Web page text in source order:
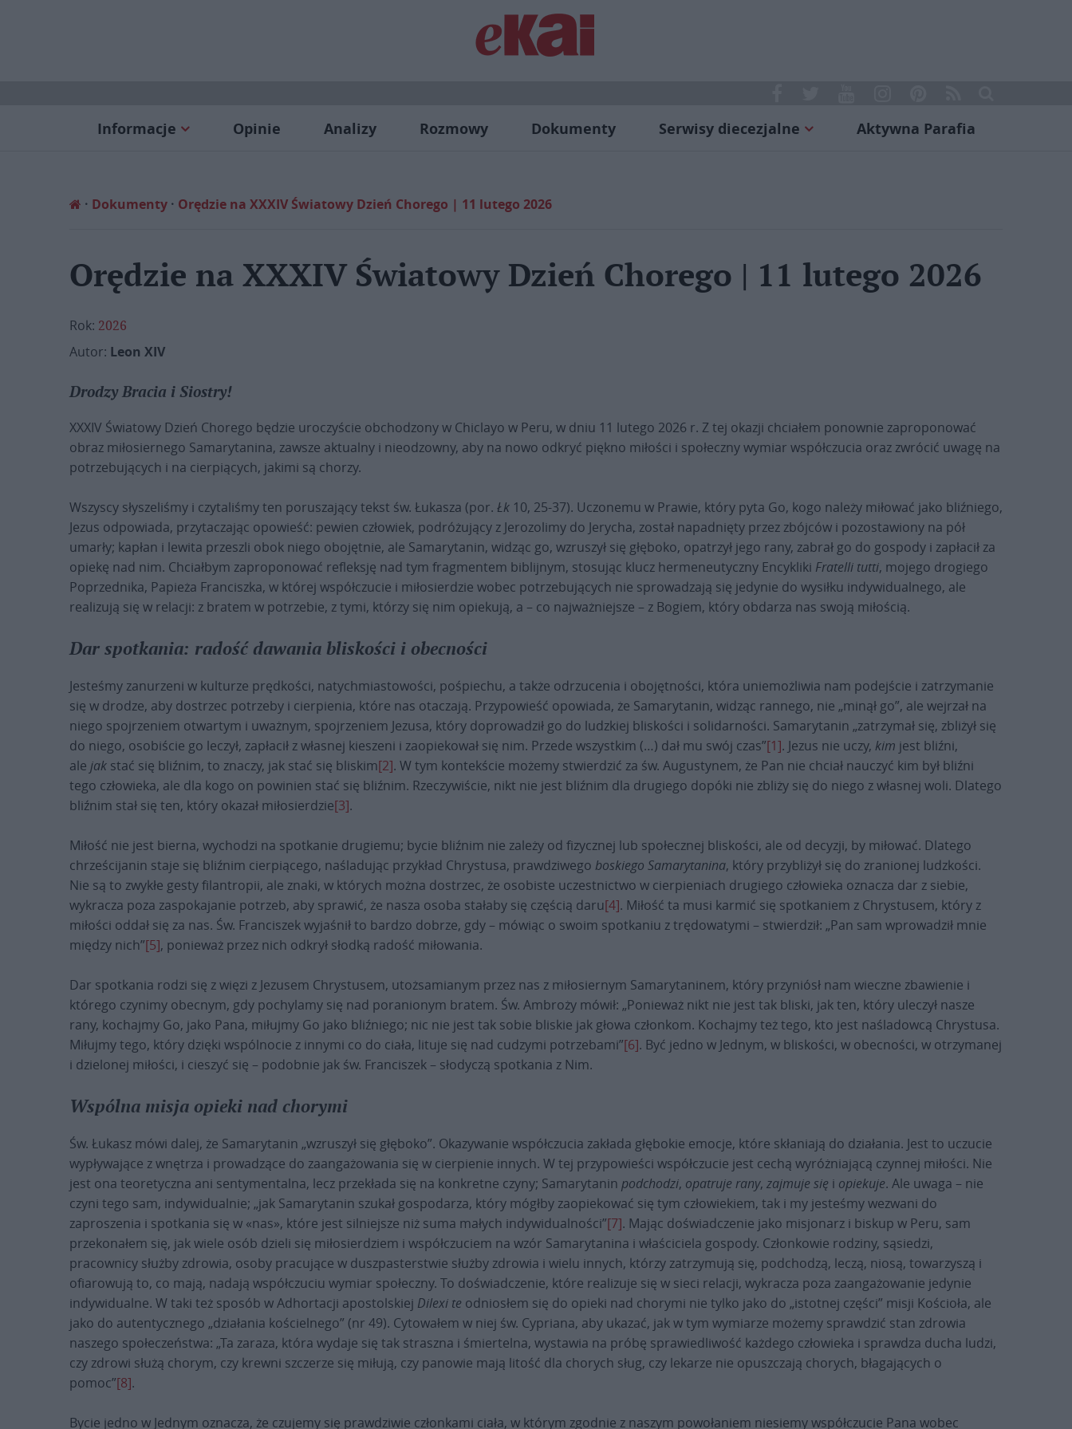
Informacje Opinie Analizy Rozmowy Dokumenty Serwisy diecezjalne Aktywna Parafia
Dokumenty Orędzie na XXXIV Światowy Dzień Chorego | 11 lutego 2026
Orędzie na XXXIV Światowy Dzień Chorego | 11 lutego 2026
Rok: 2026
Autor: Leon XIV
Drodzy Bracia i Siostry!
XXXIV Światowy Dzień Chorego będzie uroczyście obchodzony w Chiclayo w Peru, w dniu 11 lutego 2026 r. Z tej okazji chciałem ponownie zaproponować
obraz miłosiernego Samarytanina, zawsze aktualny i nieodzowny, aby na nowo odkryć piękno miłości i społeczny wymiar współczucia oraz zwrócić uwagę na
potrzebujących i na cierpiących, jakimi są chorzy.
Wszyscy słyszeliśmy i czytaliśmy ten poruszający tekst św. Łukasza (por. Łk 10, 25-37). Uczonemu w Prawie, który pyta Go, kogo należy miłować jako bliźniego,
Jezus odpowiada, przytaczając opowieść: pewien człowiek, podróżujący z Jerozolimy do Jerycha, został napadnięty przez zbójców i pozostawiony na pół
umarły; kapłan i lewita przeszli obok niego obojętnie, ale Samarytanin, widząc go, wzruszył się głęboko, opatrzył jego rany, zabrał go do gospody i zapłacił za
opiekę nad nim. Chciałbym zaproponować refleksję nad tym fragmentem biblijnym, stosując klucz hermeneutyczny Encykliki Fratelli tutti, mojego drogiego
Poprzednika, Papieża Franciszka, w której współczucie i miłosierdzie wobec potrzebujących nie sprowadzają się jedynie do wysiłku indywidualnego, ale
realizują się w relacji: z bratem w potrzebie, z tymi, którzy się nim opiekują, a – co najważniejsze – z Bogiem, który obdarza nas swoją miłością.
Dar spotkania: radość dawania bliskości i obecności
Jesteśmy zanurzeni w kulturze prędkości, natychmiastowości, pośpiechu, a także odrzucenia i obojętności, która uniemożliwia nam podejście i zatrzymanie
się w drodze, aby dostrzec potrzeby i cierpienia, które nas otaczają. Przypowieść opowiada, że Samarytanin, widząc rannego, nie „minął go”, ale wejrzał na
niego spojrzeniem otwartym i uważnym, spojrzeniem Jezusa, który doprowadził go do ludzkiej bliskości i solidarności. Samarytanin „zatrzymał się, zbliżył się
do niego, osobiście go leczył, zapłacił z własnej kieszeni i zaopiekował się nim. Przede wszystkim (…) dał mu swój czas”[1]. Jezus nie uczy, kim jest bliźni,
ale jak stać się bliźnim, to znaczy, jak stać się bliskim[2]. W tym kontekście możemy stwierdzić za św. Augustynem, że Pan nie chciał nauczyć kim był bliźni
tego człowieka, ale dla kogo on powinien stać się bliźnim. Rzeczywiście, nikt nie jest bliźnim dla drugiego dopóki nie zbliży się do niego z własnej woli. Dlatego
bliźnim stał się ten, który okazał miłosierdzie[3].
Miłość nie jest bierna, wychodzi na spotkanie drugiemu; bycie bliźnim nie zależy od fizycznej lub społecznej bliskości, ale od decyzji, by miłować. Dlatego
chrześcijanin staje się bliźnim cierpiącego, naśladując przykład Chrystusa, prawdziwego boskiego Samarytanina, który przybliżył się do zranionej ludzkości.
Nie są to zwykłe gesty filantropii, ale znaki, w których można dostrzec, że osobiste uczestnictwo w cierpieniach drugiego człowieka oznacza dar z siebie,
wykracza poza zaspokajanie potrzeb, aby sprawić, że nasza osoba stałaby się częścią daru[4]. Miłość ta musi karmić się spotkaniem z Chrystusem, który z
miłości oddał się za nas. Św. Franciszek wyjaśnił to bardzo dobrze, gdy – mówiąc o swoim spotkaniu z trędowatymi – stwierdził: „Pan sam wprowadził mnie
między nich”[5], ponieważ przez nich odkrył słodką radość miłowania.
Dar spotkania rodzi się z więzi z Jezusem Chrystusem, utożsamianym przez nas z miłosiernym Samarytaninem, który przyniósł nam wieczne zbawienie i
którego czynimy obecnym, gdy pochylamy się nad poranionym bratem. Św. Ambroży mówił: „Ponieważ nikt nie jest tak bliski, jak ten, który uleczył nasze
rany, kochajmy Go, jako Pana, miłujmy Go jako bliźniego; nic nie jest tak sobie bliskie jak głowa członkom. Kochajmy też tego, kto jest naśladowcą Chrystusa.
Miłujmy tego, który dzięki wspólnocie z innymi co do ciała, lituje się nad cudzymi potrzebami”[6]. Być jedno w Jednym, w bliskości, w obecności, w otrzymanej
i dzielonej miłości, i cieszyć się – podobnie jak św. Franciszek – słodyczą spotkania z Nim.
Wspólna misja opieki nad chorymi
Św. Łukasz mówi dalej, że Samarytanin „wzruszył się głęboko”. Okazywanie współczucia zakłada głębokie emocje, które skłaniają do działania. Jest to uczucie
wypływające z wnętrza i prowadzące do zaangażowania się w cierpienie innych. W tej przypowieści współczucie jest cechą wyróżniającą czynnej miłości. Nie
jest ona teoretyczna ani sentymentalna, lecz przekłada się na konkretne czyny; Samarytanin podchodzi, opatruje rany, zajmuje się i opiekuje. Ale uwaga – nie
czyni tego sam, indywidualnie; „jak Samarytanin szukał gospodarza, który mógłby zaopiekować się tym człowiekiem, tak i my jesteśmy wezwani do
zaproszenia i spotkania się w «nas», które jest silniejsze niż suma małych indywidualności”[7]. Mając doświadczenie jako misjonarz i biskup w Peru, sam
przekonałem się, jak wiele osób dzieli się miłosierdziem i współczuciem na wzór Samarytanina i właściciela gospody. Członkowie rodziny, sąsiedzi,
pracownicy służby zdrowia, osoby pracujące w duszpasterstwie służby zdrowia i wielu innych, którzy zatrzymują się, podchodzą, leczą, niosą, towarzyszą i
ofiarowują to, co mają, nadają współczuciu wymiar społeczny. To doświadczenie, które realizuje się w sieci relacji, wykracza poza zaangażowanie jedynie
indywidualne. W taki też sposób w Adhortacji apostolskiej Dilexi te odniosłem się do opieki nad chorymi nie tylko jako do „istotnej części” misji Kościoła, ale
jako do autentycznego „działania kościelnego” (nr 49). Cytowałem w niej św. Cypriana, aby ukazać, jak w tym wymiarze możemy sprawdzić stan zdrowia
naszego społeczeństwa: „Ta zaraza, która wydaje się tak straszna i śmiertelna, wystawia na próbę sprawiedliwość każdego człowieka i sprawdza ducha ludzi,
czy zdrowi służą chorym, czy krewni szczerze się miłują, czy panowie mają litość dla chorych sług, czy lekarze nie opuszczają chorych, błagających o
pomoc”[8].
Bycie jedno w Jednym oznacza, że czujemy się prawdziwie członkami ciała, w którym zgodnie z naszym powołaniem niesiemy współczucie Pana wobec